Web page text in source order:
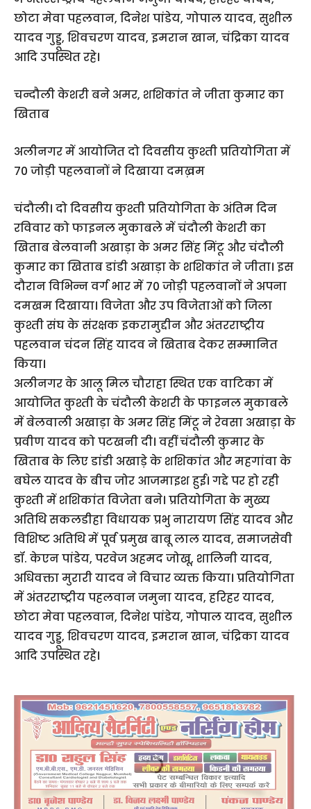
छोटा मेवा पहलवान, दिनेश पांडेय, गोपाल यादव, सुशील
यादव गुड्डू, शिवचरण यादव, इमरान खान, चंद्रिका यादव
आदि उपस्थित रहे।
चन्दौली केशरी बने अमर, शशिकांत ने जीता कुमार का
खिताब
अलीनगर में आयोजित दो दिवसीय कुश्ती प्रतियोगिता में
70 जोड़ी पहलवानों ने दिखाया दमख़म
चंदौली। दो दिवसीय कुश्ती प्रतियोगिता के अंतिम दिन
रविवार को फाइनल मुकाबले में चंदौली केशरी का
खिताब बेलवानी अखाड़ा के अमर सिंह मिंटू और चंदौली
कुमार का खिताब डांडी अखाड़ा के शशिकांत ने जीता। इस
दौरान विभिन्न वर्ग भार में 70 जोड़ी पहलवानों ने अपना
दमखम दिखाया। विजेता और उप विजेताओं को जिला
कुश्ती संघ के संरक्षक इकरामुद्दीन और अंतरराष्ट्रीय
पहलवान चंदन सिंह यादव ने खिताब देकर सम्मानित
किया।
अलीनगर के आलू मिल चौराहा स्थित एक वाटिका में
आयोजित कुश्ती के चंदौली केशरी के फाइनल मुकाबले
में बेलवाली अखाड़ा के अमर सिंह मिंटू ने रेवसा अखाड़ा के
प्रवीण यादव को पटखनी दी। वहीं चंदौली कुमार के
खिताब के लिए डांडी अखाड़े के शशिकांत और महगांवा के
बघेल यादव के बीच जोर आजमाइश हुई। गद्दे पर हो रही
कुश्ती में शशिकांत विजेता बने। प्रतियोगिता के मुख्य
अतिथि सकलडीहा विधायक प्रभु नारायण सिंह यादव और
विशिष्ट अतिथि में पूर्व प्रमुख बाबू लाल यादव, समाजसेवी
डॉ. केएन पांडेय, परवेज अहमद जोखू, शालिनी यादव,
अधिवक्ता मुरारी यादव ने विचार व्यक्त किया। प्रतियोगिता
में अंतरराष्ट्रीय पहलवान जमुना यादव, हरिहर यादव,
छोटा मेवा पहलवान, दिनेश पांडेय, गोपाल यादव, सुशील
यादव गुड्डू, शिवचरण यादव, इमरान खान, चंद्रिका यादव
आदि उपस्थित रहे।